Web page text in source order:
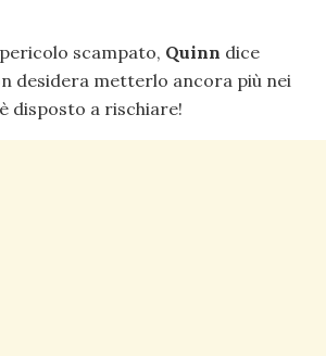
scampato, Quinn dice
desidera metterlo ancora più nei
disposto a rischiare!